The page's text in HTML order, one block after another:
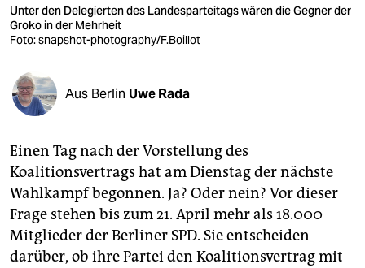
veranstaltungen
shop
fragen & hilfe
unterstützen
genossenschaft
epaper login
Unter den Delegierten des Landesparteitags wären die Gegner der
Groko in der Mehrheit
Foto: snapshot-photography/F.Boillot
Aus Berlin Uwe Rada
Einen Tag nach der Vorstellung des
Koalitionsvertrags hat am Dienstag der nächste
Wahlkampf begonnen. Ja? Oder nein? Vor dieser
Frage stehen bis zum 21. April mehr als 18.000
Mitglieder der Berliner SPD. Sie entscheiden
darüber, ob ihre Partei den Koalitionsvertrag mit